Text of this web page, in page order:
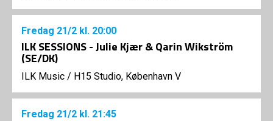
Fredag 21/2 kl. 20:00
ILK SESSIONS - Julie Kjær & Qarin Wikström
(SE/DK)
ILK Music / H15 Studio, København V
Fredag 21/2 kl. 21:45